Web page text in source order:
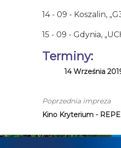
14 - 09 - Koszalin,
15 - 09 - Gdynia,
Terminy:
14 Września
Poprzednia impreza
Kino Kryterium -